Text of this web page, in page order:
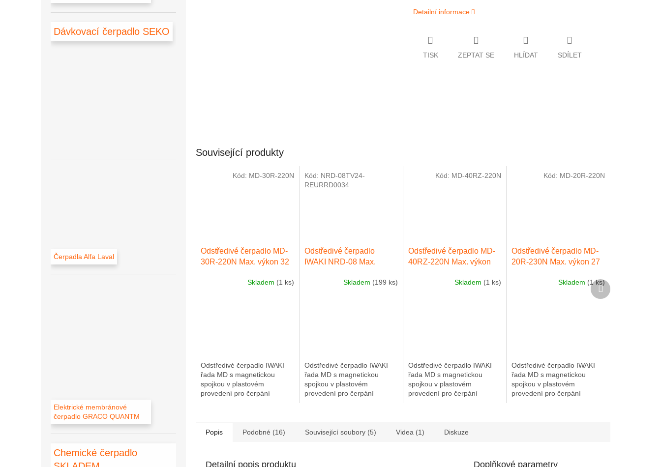
Dávkovací čerpadlo SEKO
Čerpadla Alfa Laval
Elektrické membránové
čerpadlo GRACO QUANTM
Chemické čerpadlo
Detailní informace
TISK ZEPTAT SE HLÍDAT SDÍLET
Související produkty
Odstředivé čerpadlo MD-
30R-220N Max. výkon 32
motor 60 W 230 V 50 Hz
Skladem (1 ks)
Odstředivé čerpadlo IWAKI
řada MD s magnetickou
spojkou v plastovém
provedení pro čerpání
nemůže být...
Kód: MD-30R-220N Novinka
Odstředivé čerpadlo
IWAKI NRD-08 Max.
m, el. motor 24V DC 22 W
Skladem (199 ks)
Odstředivé čerpadlo IWAKI
řada MD s magnetickou
spojkou v plastovém
provedení pro čerpání
nemůže být...
Kód: NRD-08TV24-
REURRD0034
Odstředivé čerpadlo MD-
40RZ-220N Max. výkon
motor 140 W 230 V 50 Hz
Skladem (1 ks)
Odstředivé čerpadlo IWAKI
řada MD s magnetickou
spojkou v plastovém
provedení pro čerpání
nemůže být...
Kód: MD-40RZ-220N
Odstředivé čerpadlo MD-
20R-230N Max. výkon 27
motor 40 W 230 V 50 Hz
Skladem (1 ks)
Odstředivé čerpadlo IWAKI
řada MD s magnetickou
spojkou v plastovém
provedení pro čerpání
Kód: MD-20R-220N
Další
produkt
Popis Podobné (16) Související soubory (5) Videa (1) Diskuze
Detailní popis produktu Doplňkové parametry